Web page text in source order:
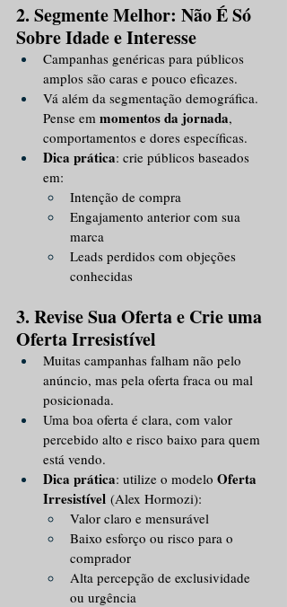
2. Segmente Melhor: Não É Só
Sobre Idade e Interesse
Campanhas genéricas para públicos
amplos são caras e pouco eficazes.
Vá além da segmentação demográfica.
Pense em momentos da jornada,
comportamentos e dores específicas.
Dica prática: crie públicos baseados
em:
Intenção de compra
Engajamento anterior com sua
marca
Leads perdidos com objeções
conhecidas
3. Revise Sua Oferta e Crie uma
Oferta Irresistível
Muitas campanhas falham não pelo
anúncio, mas pela oferta fraca ou mal
posicionada.
Uma boa oferta é clara, com valor
percebido alto e risco baixo para quem
está vendo.
Dica prática: utilize o modelo Oferta
Irresistível (Alex Hormozi):
Valor claro e mensurável
Baixo esforço ou risco para o
comprador
Alta percepção de exclusividade
ou urgência